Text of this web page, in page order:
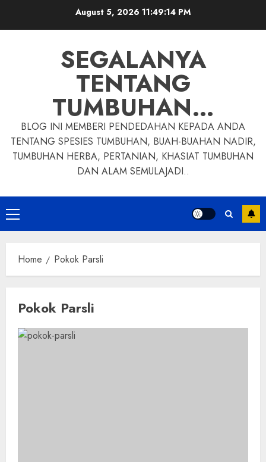
August 5, 2026 11:49:15 PM
SEGALANYA
TENTANG
TUMBUHAN…
BLOG INI MEMBERI PENDEDAHAN KEPADA ANDA
TENTANG SPESIES TUMBUHAN, BUAH-BUAHAN NADIR,
TUMBUHAN HERBA, PERTANIAN, KHASIAT TUMBUHAN
DAN ALAM SEMULAJADI..
Primary
Menu
Home Pokok Parsli
Pokok Parsli